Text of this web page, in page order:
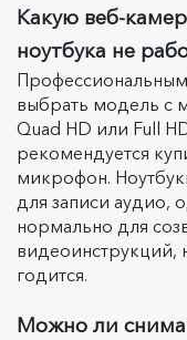
Какую веб-
ноутбука не
выбрать модель с
Quad HD или Full
рекомендуется
микрофон.
для записи аудио,
нормально для
видеоинструкций,
годится.
Можно ли